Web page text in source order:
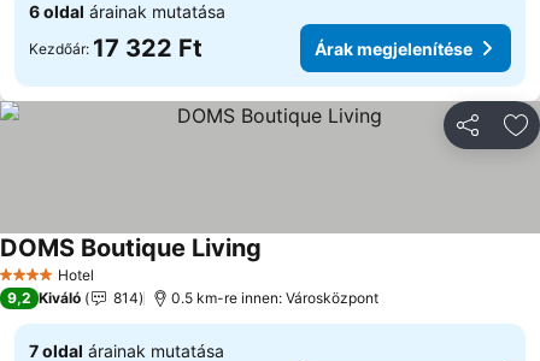
6 oldal árainak mutatása
Kezdőár: 17 322 Ft Árak megjelenítése
4 KategóriaHotel
DOMS Boutique Living
9,2 Kiváló 814 0.5 km-re innen: Városközpont
7 oldal árainak mutatása